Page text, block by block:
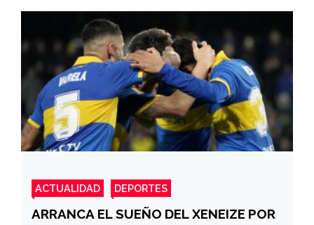
ACTUALIDAD DEPORTES
ARRANCA EL SUEÑO DEL XENEIZE POR